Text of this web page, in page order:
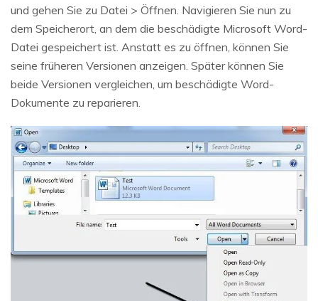
und gehen Sie zu Datei > Öffnen. Navigieren Sie nun zu
dem Speicherort, an dem die beschädigte Microsoft Word-
Datei gespeichert ist. Anstatt es zu öffnen, können Sie
seine früheren Versionen anzeigen. Später können Sie
beide Versionen vergleichen, um beschädigte Word-
Dokumente zu reparieren.